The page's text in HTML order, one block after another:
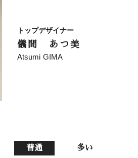
トップデザイナー
儀間 あつ美
Atsumi GIMA
普通 多い